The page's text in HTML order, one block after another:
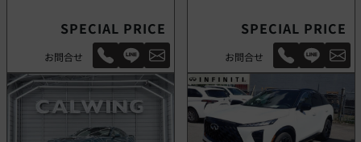
SPECIAL PRICE
お問合せ
SPECIAL PRICE
お問合せ